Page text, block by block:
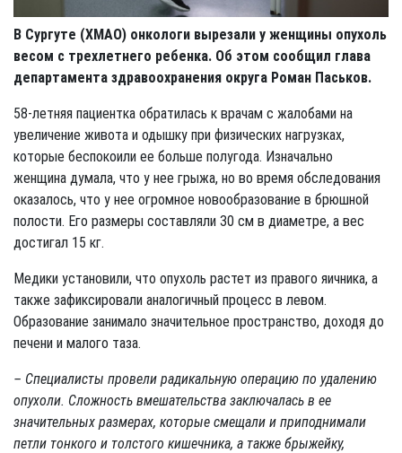
В Сургуте (ХМАО) онкологи вырезали у женщины опухоль
весом с трехлетнего ребенка. Об этом сообщил глава
департамента здравоохранения округа Роман Паськов.
58-летняя пациентка обратилась к врачам с жалобами на
увеличение живота и одышку при физических нагрузках,
которые беспокоили ее больше полугода. Изначально
женщина думала, что у нее грыжа, но во время обследования
оказалось, что у нее огромное новообразование в брюшной
полости. Его размеры составляли 30 см в диаметре, а вес
достигал 15 кг.
Медики установили, что опухоль растет из правого яичника, а
также зафиксировали аналогичный процесс в левом.
Образование занимало значительное пространство, доходя до
печени и малого таза.
– Специалисты провели радикальную операцию по удалению
опухоли. Сложность вмешательства заключалась в ее
значительных размерах, которые смещали и приподнимали
петли тонкого и толстого кишечника, а также брыжейку,